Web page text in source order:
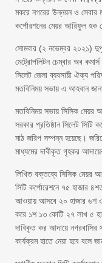
মকরে নগরের উন্নয়ন ও সেবার
কর্পোরশনের মেয়র আরিফুল হক
সোমবার (২ নভেম্বর ২০২১)
মেট্রোপলিটন চেম্বার অব
সিলেট জেলা ব্যবসায়ী ঐক্য
মতবিনিময় সভায় এ আহবান
মতবিনিময় সভায় সিসিক মেয়র
সরকার প্রতিষ্ঠান সিলেট সিটি
মাঠ জরিপ সম্পন্ন হয়েছে।
মাধ্যমের দাবীকৃত গৃহকর
লিখিত বক্তব্যে সিসিক মেয়র
সিটি কর্পোরেশনে ৭৫ হাজার
আওয়ায় আসবে ২০ হাজার ৬শ
করে ১শ ১৩ কোটি ২৭ লাখ ৫
দাবিকৃত কর আদায়ে নগরবাসির
কার্যক্রম হাতে নেয়া হবে বলে